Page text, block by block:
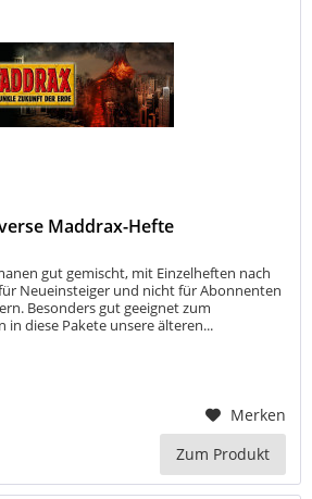
Maddrax-Hefte
gut gemischt, mit Einzelheften nach
Neueinsteiger und nicht für Abonnenten
Besonders gut geeignet zum
in diese Pakete unsere älteren...
Merken
Zum Produkt